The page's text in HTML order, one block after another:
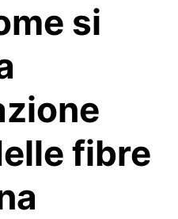
si
fibre